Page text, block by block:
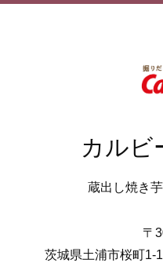
カルビ
蔵出し焼き
〒
茨城県土浦市桜町1-